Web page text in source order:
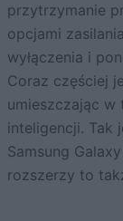
przytrzymanie
opcjami
wyłączenia i
Coraz częściej
umieszczając w
inteligencji. Tak
Samsung
rozszerzy to